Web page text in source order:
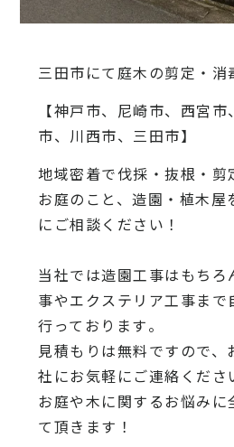
三田市にて庭木の剪定・消
【神戸市、尼崎市、西宮
市、川西市、三田市】
地域密着で伐採・抜根・剪
お庭のこと、造園・ 植木屋
にご相談ください！
当社では造園工事はもちろ
事やエクステリア工事まで
行っております。
見積もりは無料ですので、
社にお気軽にご連絡くださ
お庭や木に関するお悩みに
て頂きます！